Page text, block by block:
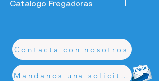
Catalogo Fregadoras
Download PDF • 21.16MB
Contacta con nosotros
Mandanos una solicitud